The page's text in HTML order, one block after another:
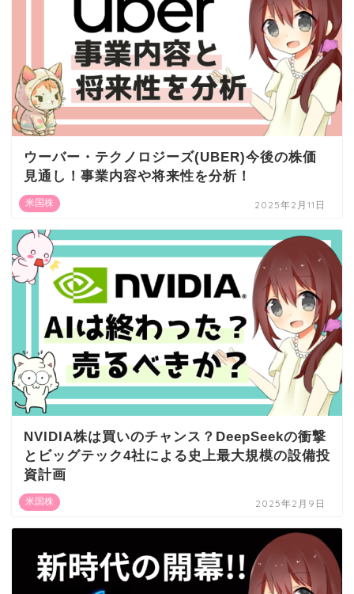
米国株
ウーバー・テクノロジーズ(UBER)今後の株価
見通し！事業内容や将来性を分析！
2025年2月11日
米国株
NVIDIA株は買いのチャンス？DeepSeekの衝撃
とビッグテック4社による史上最大規模の設備投
資計画
2025年2月9日